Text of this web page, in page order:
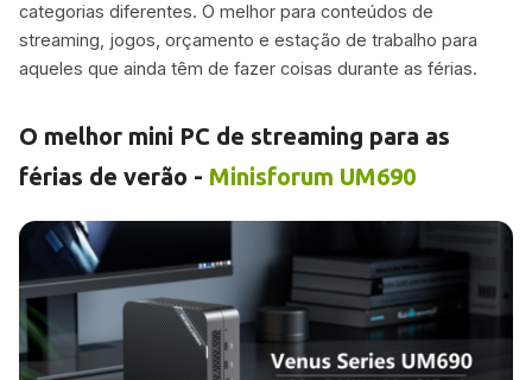
categorias diferentes. O melhor para conteúdos de
streaming, jogos, orçamento e estação de trabalho para
aqueles que ainda têm de fazer coisas durante as férias.
O melhor mini PC de streaming para as
férias de verão - Minisforum UM690